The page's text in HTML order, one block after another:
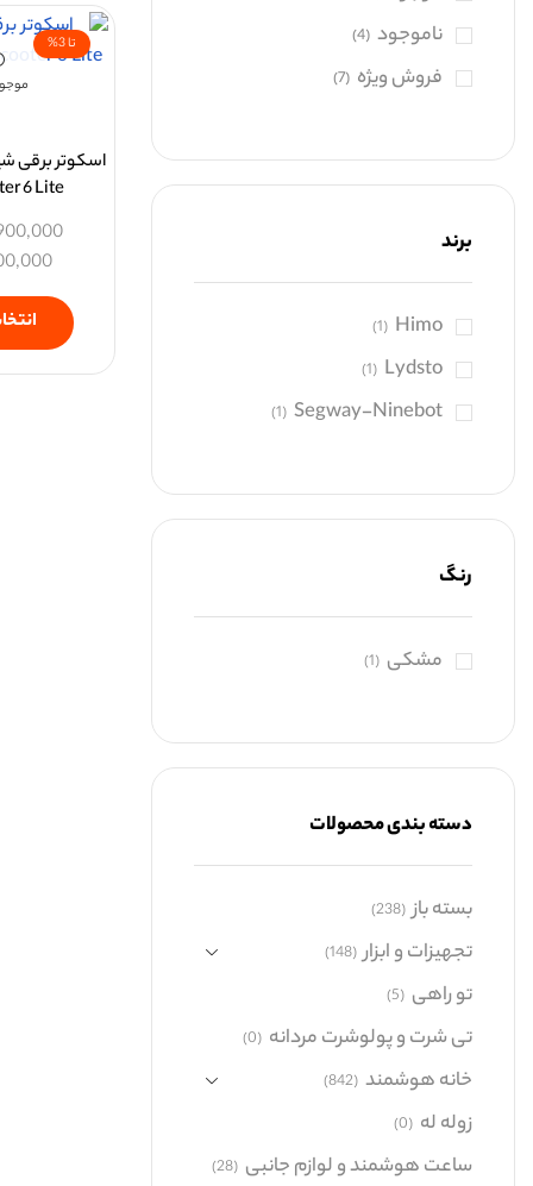
تا 3%
6 Lite
ناموجود (4)
فروش ویژه (7)
برند
Himo
(1)
Lydsto
(1)
Segway-Ninebot
(1)
رنگ
مشکی (1)
دسته بندی محصولات
بسته باز (238)
تجهیزات و ابزار (148)
تو راهی (5)
تی شرت و پولوشرت مردانه (0)
خانه هوشمند (842)
زوله له (0)
ساعت هوشمند و لوازم جانبی (28)